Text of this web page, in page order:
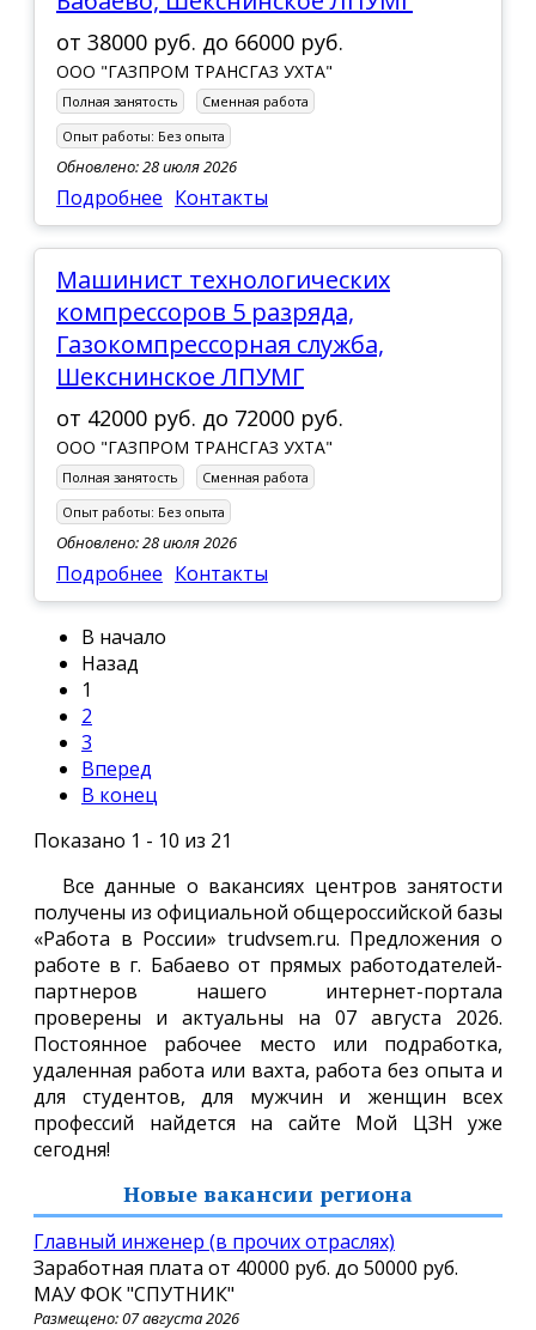
от 38000 руб. до 66000 руб.
ООО "ГАЗПРОМ ТРАНСГАЗ УХТА"
Полная занятость
Сменная работа
Опыт работы: Без опыта
Обновлено: 28 июля 2026
Подробнее Контакты
Машинист технологических
компрессоров 5 разряда,
Газокомпрессорная служба,
Шекснинское ЛПУМГ
от 42000 руб. до 72000 руб.
ООО "ГАЗПРОМ ТРАНСГАЗ УХТА"
Полная занятость
Сменная работа
Опыт работы: Без опыта
Обновлено: 28 июля 2026
Подробнее Контакты
В начало
Назад
1
2
3
Вперед
В конец
Показано 1 - 10 из 21
Все данные о вакансиях центров занятости
получены из официальной общероссийской базы
«Работа в России» trudvsem.ru. Предложения о
работе в г. Бабаево от прямых работодателей-
партнеров нашего интернет-портала
проверены и актуальны на 07 августа 2026.
Постоянное рабочее место или подработка,
удаленная работа или вахта, работа без опыта и
для студентов, для мужчин и женщин всех
профессий найдется на сайте Мой ЦЗН уже
сегодня!
Новые вакансии региона
Главный инженер (в прочих отраслях)
Заработная плата от 40000 руб. до 50000 руб.
МАУ ФОК "СПУТНИК"
Размещено: 07 августа 2026